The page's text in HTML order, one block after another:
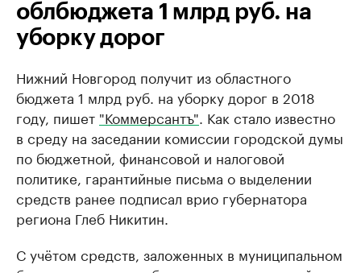
облбюджета 1 млрд руб. на
уборку дорог
Нижний Новгород получит из областного
бюджета 1 млрд руб. на уборку дорог в 2018
году, пишет "Коммерсантъ" . Как стало известно
в среду на заседании комиссии городской думы
по бюджетной, финансовой и налоговой
политике, гарантийные письма о выделении
средств ранее подписал врио губернатора
региона Глеб Никитин.
С учётом средств, заложенных в муниципальном